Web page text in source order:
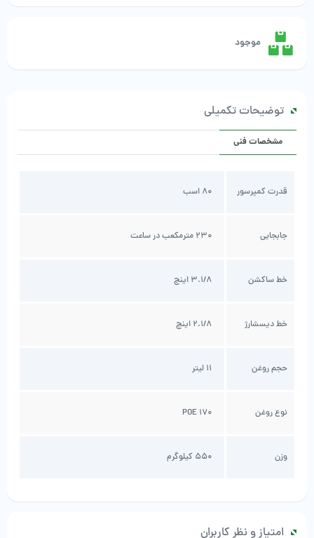
موجود
توضیحات تکمیلی
مشخصات فنی
قدرت کمپرسور 80 اسب
جابجایی 230 مترمکعب در ساعت
خط ساکشن 3.1/8 اینچ
خط دیسشارژ 2.1/8 اینچ
حجم روغن 11 لیتر
نوع روغن POE 170
وزن 550 کیلوگرم
امتیاز و نظر کاربران